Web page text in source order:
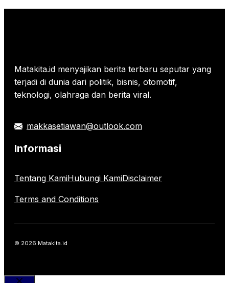
Matakita.id menyajikan berita terbaru seputar yang
terjadi di dunia dari politik, bisnis, otomotif,
teknologi, olahraga dan berita viral.
makkasetiawan@outlook.com
Informasi
Tentang KamiHubungi KamiDisclaimer
Terms and Conditions
© 2026 Matakita.id